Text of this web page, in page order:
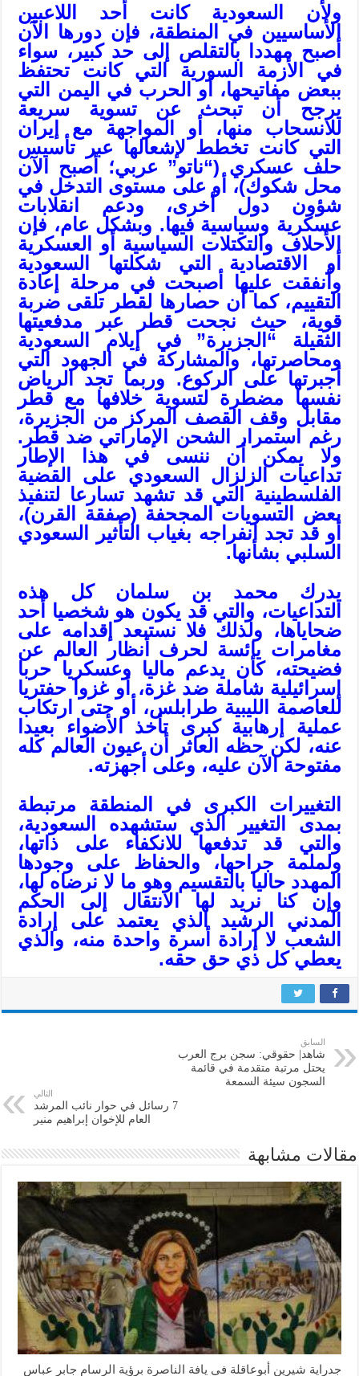
ولأن السعودية كانت أحد اللاعبين
الأساسيين في المنطقة، فإن دورها الآن
أصبح مهددا بالتقلص إلى حد كبير، سواء
في الأزمة السورية التي كانت تحتفظ
ببعض مفاتيحها، أو الحرب في اليمن التي
يرجح أن تبحث عن تسوية سريعة
للانسحاب منها، أو المواجهة مع إيران
التي كانت تخطط لإشعالها عبر تأسيس
حلف عسكري (“ناتو” عربي؛ أصبح الآن
محل شكوك)، أو على مستوى التدخل في
شؤون دول أخرى، ودعم انقلابات
عسكرية وسياسية فيها. وبشكل عام، فإن
الأحلاف والتكتلات السياسية أو العسكرية
أو الاقتصادية التي شكلتها السعودية
وأنفقت عليها أصبحت في مرحلة إعادة
التقييم، كما أن حصارها لقطر تلقى ضربة
قوية، حيث نجحت قطر عبر مدفعيتها
الثقيلة “الجزيرة” في إيلام السعودية
ومحاصرتها، والمشاركة في الجهود التي
أجبرتها على الركوع. وربما تجد الرياض
نفسها مضطرة لتسوية خلافها مع قطر
مقابل وقف القصف المركز من الجزيرة،
رغم استمرار الشحن الإماراتي ضد قطر.
ولا يمكن أن ننسى في هذا الإطار
تداعيات الزلزال السعودي على القضية
الفلسطينية التي قد تشهد تسارعا لتنفيذ
بعض التسويات المجحفة (صفقة القرن)،
أو قد تجد انفراجه بغياب التأثير السعودي
السلبي بشأنها.
يدرك محمد بن سلمان كل هذه
التداعيات، والتي قد يكون هو شخصيا أحد
ضحاياها، ولذلك فلا نستبعد إقدامه على
مغامرات يائسة لحرف أنظار العالم عن
فضيحته، كأن يدعم ماليا وعسكريا حربا
إسرائيلية شاملة ضد غزة، أو غزوا حفتريا
للعاصمة الليبية طرابلس، أو حتى ارتكاب
عملية إرهابية كبرى تأخذ الأضواء بعيدا
عنه، لكن حظه العاثر أن عيون العالم كله
مفتوحة الآن عليه، وعلى أجهزته.
التغييرات الكبرى في المنطقة مرتبطة
بمدى التغيير الذي ستشهده السعودية،
والتي قد تدفعها للانكفاء على ذاتها،
ولملمة جراحها، والحفاظ على وجودها
المهدد حاليا بالتقسيم وهو ما لا نرضاه لها،
وإن كنا نريد لها الانتقال إلى الحكم
المدني الرشيد الذي يعتمد على إرادة
الشعب لا إرادة أسرة واحدة منه، والذي
يعطي كل ذي حق حقه.
السابق
شاهد| حقوقي: سجن برج العرب
يحتل مرتبة متقدمة في قائمة
السجون سيئة السمعة
التالي
7 رسائل في حوار نائب المرشد
العام للإخوان إبراهيم منير
مقالات مشابهة
جدراية شيرين أبوعاقلة في يافة الناصرة برؤية الرسام جابر عباس